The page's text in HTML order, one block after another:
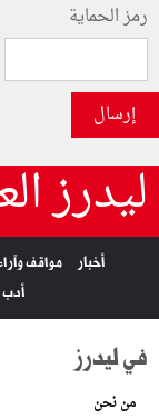
رمز الحماية
إرسال
ليدرز
أخبار مواقف
أدب
في ليدرز
من نحن